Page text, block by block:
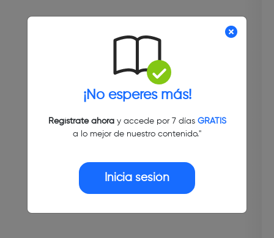
¡No esperes más!
Regístrate ahoray accede por 7 días GRATIS
a lo mejor de nuestro contenido."
Inicia sesión